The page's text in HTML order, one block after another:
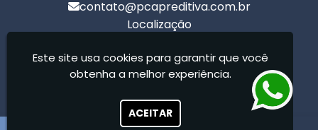
contato@pcapreditiva.com.br
Localização
Miguel dos Campos / AL - CEP: 57240-044
PCA Preditiva - PCA Preditiva Em Manutenção
Este site usa cookies para garantir que você
obtenha a melhor experiência.
ACEITAR